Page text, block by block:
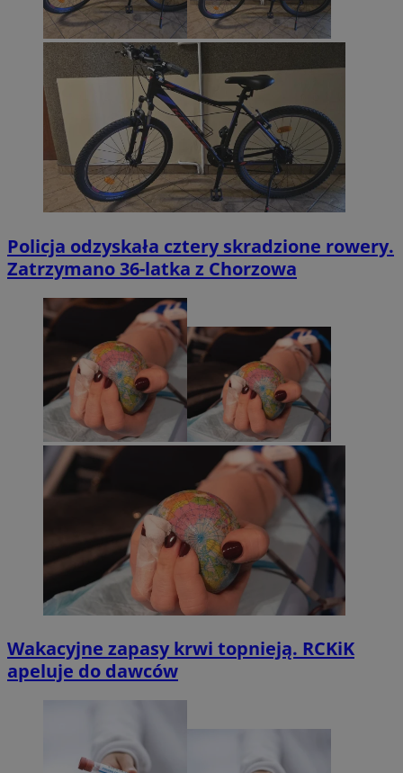
Policja odzyskała cztery skradzione rowery.
Zatrzymano 36-latka z Chorzowa
Wakacyjne zapasy krwi topnieją. RCKiK
apeluje do dawców